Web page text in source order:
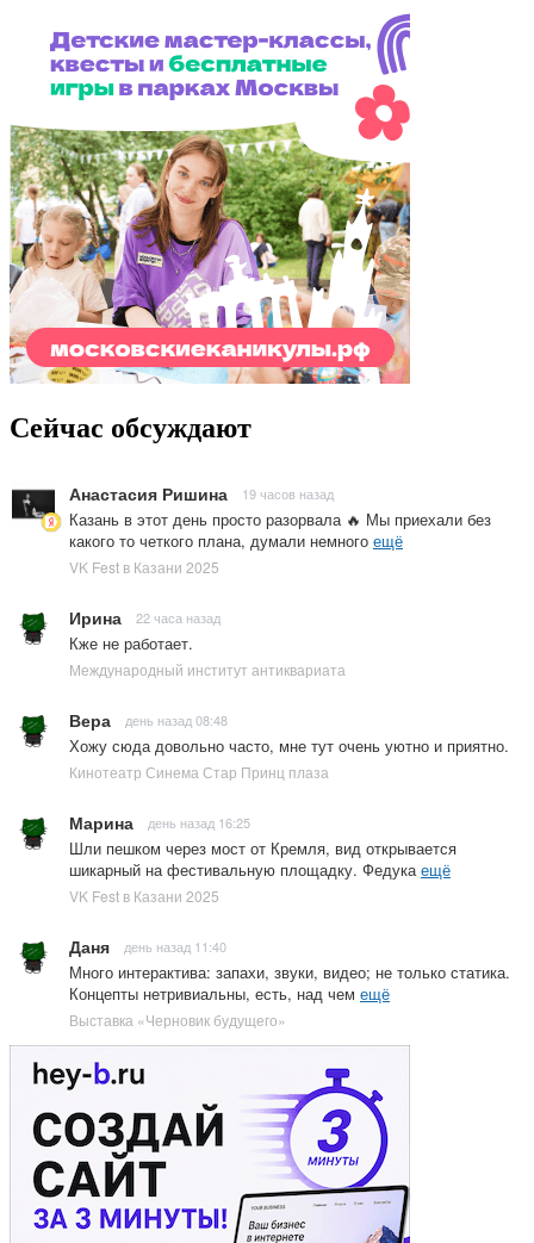
Сейчас обсуждают
Анастасия Ришина 19 часов назад
Казань в этот день просто разорвала 🔥 Мы приехали без
какого то четкого плана, думали немного ещё
VK Fest в Казани 2025
Ирина 22 часа назад
Кже не работает.
Международный институт антиквариата
Вера день назад 08:48
Хожу сюда довольно часто, мне тут очень уютно и приятно.
Кинотеатр Синема Стар Принц плаза
Марина день назад 16:25
Шли пешком через мост от Кремля, вид открывается
шикарный на фестивальную площадку. Федука ещё
VK Fest в Казани 2025
Даня день назад 11:40
Много интерактива: запахи, звуки, видео; не только статика.
Концепты нетривиальны, есть, над чем ещё
Выставка «Черновик будущего»